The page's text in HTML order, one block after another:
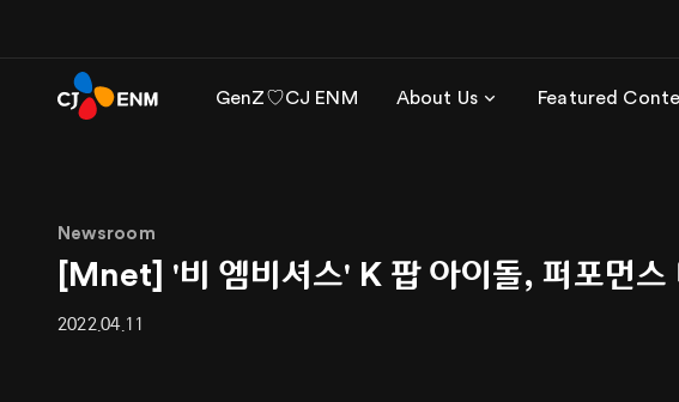
GenZ♡CJ ENM About Us Featured
Newsroom
[Mnet] '비 엠비셔스' K 팝 아이돌, 퍼포먼스
2022.04.11